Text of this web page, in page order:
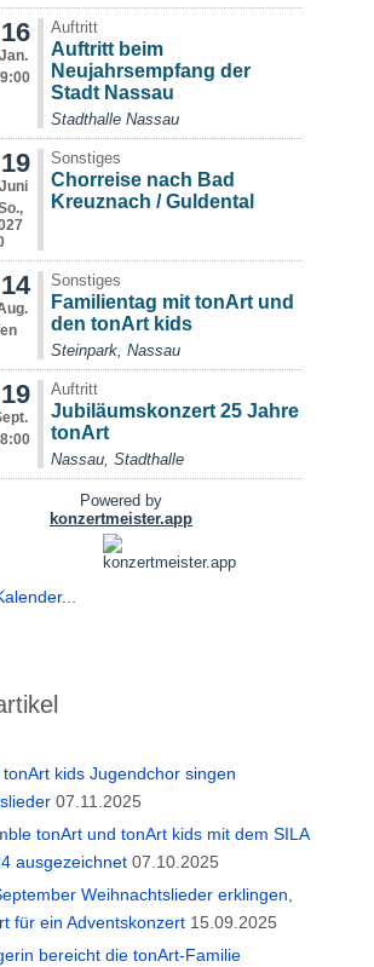
kids Jugendchor singen
07.11.2025
tonArt und tonArt kids mit dem SILA
ausgezeichnet 07.10.2025
Weihnachtslieder erklingen,
für ein Adventskonzert 15.09.2025
bereicht die tonArt-Familie